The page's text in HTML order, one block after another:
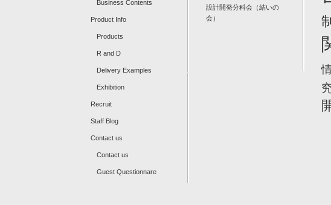
Business Contents
Product Info
Products
R and D
Delivery Examples
Exhibition
Recruit
Staff Blog
Contact us
Contact us
Guest Questionnare
設計開発分科会（結いの
会）